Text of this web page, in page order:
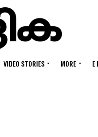
VIDEO STORIES MORE E